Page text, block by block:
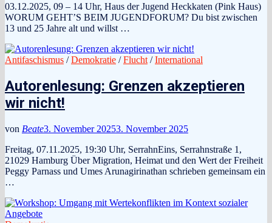
03.12.2025, 09 – 14 Uhr, Haus der Jugend Heckkaten (Pink Haus)
WORUM GEHT’S BEIM JUGENDFORUM? Du bist zwischen
13 und 25 Jahre alt und willst …
Antifaschismus /Demokratie /Flucht /International
Autorenlesung: Grenzen akzeptieren
wir nicht!
von Beate3. November 20253. November 2025
Freitag, 07.11.2025, 19:30 Uhr, SerrahnEins, Serrahnstraße 1,
21029 Hamburg Über Migration, Heimat und den Wert der Freiheit
Peggy Parnass und Umes Arunagirinathan schrieben gemeinsam ein
…